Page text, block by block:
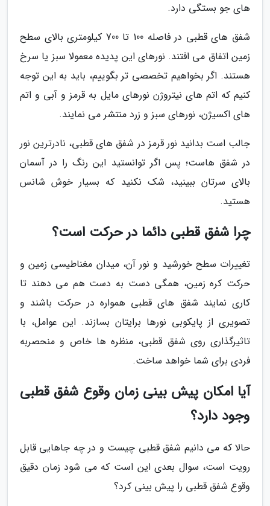
های جو بستگی دارد.
شفق های قطبی در فاصله 100 تا 700 کیلومتری بالای سطح
زمین اتفاق می افتند. نورهای این پدیده معمولا سبز یا سرخ
هستند. اگر بخواهیم تخصصی تر بگوییم، باید به این توجه
کنیم که اتم های نیتروژن نورهای مایل به قرمز و آبی و اتم
های اکسیژن، نورهای سبز و زرد منتشر می نمایند.
جالب است بدانید نور قرمز در شفق های قطبی، نادرترین نور
در شفق هاست؛ پس اگر توانستید این رنگ را در آسمان
بالای سرتان ببینید، شک نکنید که بسیار خوش شانس
هستید.
چرا شفق قطبی دائما در حرکت است؟
تغییرات سطح خورشید و نور آن، میدان مغناطیسی زمین و
حرکت کره زمین، همگی دست به دست هم می دهند تا
کاری نمایند شفق های قطبی همواره در حرکت باشند و
تصویری از پایکوبی نورها برایتان بسازند. این عوامل، با
تاثیرگذاری روی شفق قطبی، منظره ها خاص و منحصربه
فردی برای شما خواهد ساخت.
آیا امکان پیش بینی زمان وقوع شفق قطبی
وجود دارد؟
حالا که می دانیم شفق قطبی چیست و در چه جاهایی قابل
رویت است، سوال بعدی این است که می شود زمان دقیق
وقوع شفق قطبی را پیش بینی کرد؟